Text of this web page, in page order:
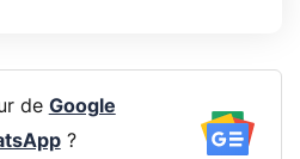
de Google
?